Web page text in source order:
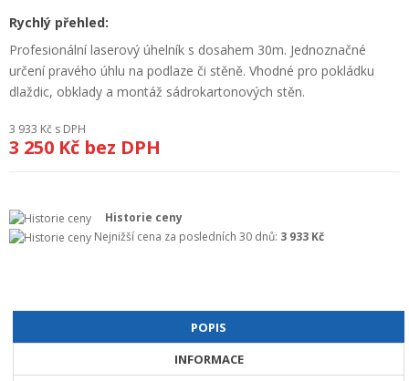
PŘÍSLUŠENSTVÍ K PŘÍSTROJŮM
MĚŘÍCÍ PŘÍSTROJE SE SLEVOU
NIVELACE MINIBAGRŮ A RYPADEL
GEODETICKÝ A CAD SOFTWARE
SERVIS A KALIBRACE
INDIVIDUÁLNÍ PORADENSTVÍ
Rychlý přehled:
Profesionální laserový úhelník s dosahem 30m. Jednoznačné
určení pravého úhlu na podlaze či stěně. Vhodné pro pokládku
dlaždic, obklady a montáž sádrokartonových stěn.
3 933 Kč s DPH
3 250 Kč bez DPH
Historie ceny
Nejnižší cena za posledních 30 dnů: 3 933 Kč
POPIS
INFORMACE